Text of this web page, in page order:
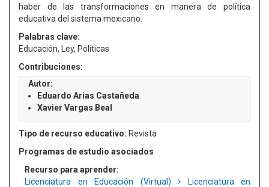
haber de las transformaciones en manera de política
educativa del sistema mexicano.
Palabras clave:
Educación, Ley, Políticas
Contribuciones:
Autor:
Eduardo Arias Castañeda
Xavier Vargas Beal
Tipo de recurso educativo: Revista
Programas de estudio asociados
Recurso para aprender:
Licenciatura en Educación (Virtual)
Licenciatura en